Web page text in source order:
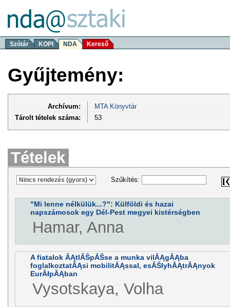
Szótár KOPI NDA Kereső
Gyűjtemény:
Archívum:
MTA Könyvtár
Tárolt tételek száma:
53
Tételek
Szűkítés:
"Mi lenne nélkülük...?": Külföldi és hazai
napszámosok egy Dél-Pest megyei kistérségben
Hamar, Anna
A fiatalok ĂĄtlĂŠpĂŠse a munka vilĂĄgĂĄba
foglalkoztatĂĄsi mobilitĂĄssal, esĂŠlyhĂĄtrĂĄnyok
EurĂłpĂĄban
Vysotskaya, Volha